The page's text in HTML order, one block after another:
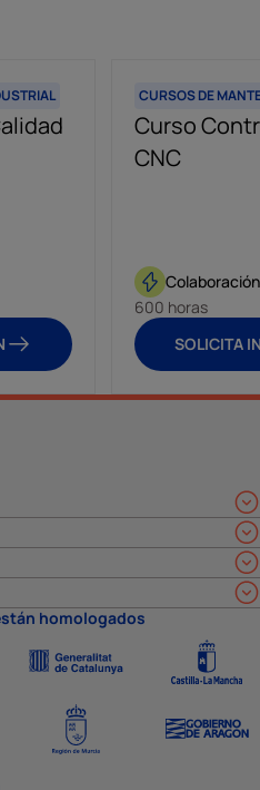
CURSOS DE
Curso
CNC
600 horas
SOLICITA
homologados